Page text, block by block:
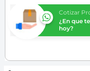
Cotizar
¿En que
hoy?